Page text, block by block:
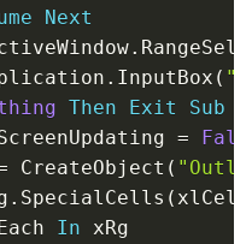
Next
.
. InputBox (
Then Exit
Sub
=
CreateObject (
. SpecialCells (
In xRg